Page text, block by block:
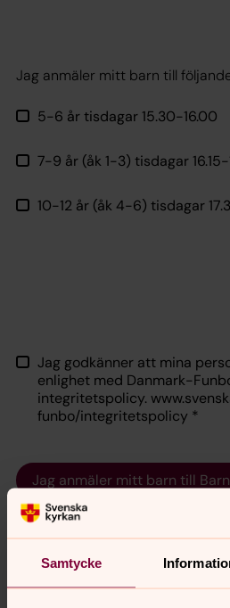
Samtycke
Jag anmäler mitt barn till
5-6 år tisdagar 15.30-16.00
7-9 år (åk 1-3) tisdagar 16.15-
10-12 år (åk 4-6) tisdagar
Jag godkänner att mina
enlighet med Danmark-
integritetspolicy.
funbo/integritetspolicy *
Jag anmäler mitt barn till